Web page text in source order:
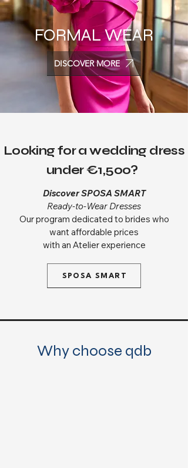
FORMAL WEAR
DISCOVER MORE
Looking for a wedding dress
under €1,500?
Discover SPOSA SMART
Ready-to-Wear Dresses
Our program dedicated to brides who
want affordable prices
with an Atelier experience
SPOSA SMART
Why choose qdb